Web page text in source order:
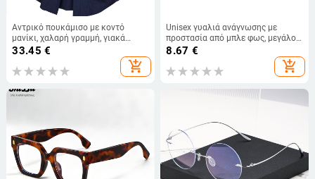
Αντρικό πουκάμισο με κοντό
μανίκι, χαλαρή γραμμή, γιακά
τύπου λαπέλ, λεπτό πολυεστερικό
ύφασμα 96%+, στερεό σχέδιο
33.45 €
add_shopping_cart
Unisex γυαλιά ανάγνωσης με
προστασία από μπλε φως, μεγάλο
πλαίσιο, μινιμαλιστικό στυλ
8.67 €
add_shopping_cart